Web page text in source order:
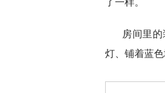
房间里
灯、铺着蓝